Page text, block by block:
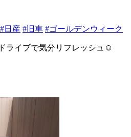
#日産 #旧車 #ゴールデンウィーク
ライブで気分リフレッシュ☺️